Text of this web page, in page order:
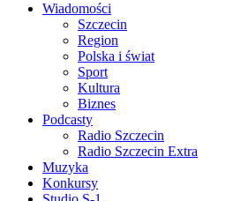
Wiadomości
Szczecin
Region
Polska i świat
Sport
Kultura
Biznes
Podcasty
Radio Szczecin
Radio Szczecin Extra
Muzyka
Konkursy